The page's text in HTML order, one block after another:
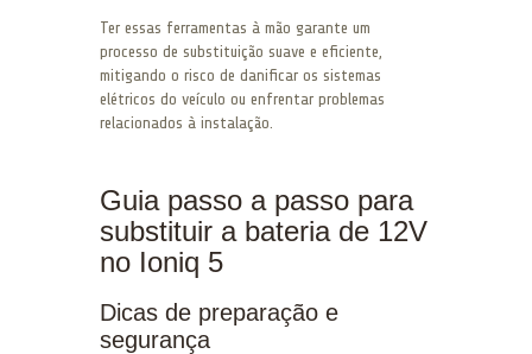
Ter essas ferramentas à mão garante um
processo de substituição suave e eficiente,
mitigando o risco de danificar os sistemas
elétricos do veículo ou enfrentar problemas
relacionados à instalação.
Guia passo a passo para
substituir a bateria de 12V
no Ioniq 5
Dicas de preparação e
segurança